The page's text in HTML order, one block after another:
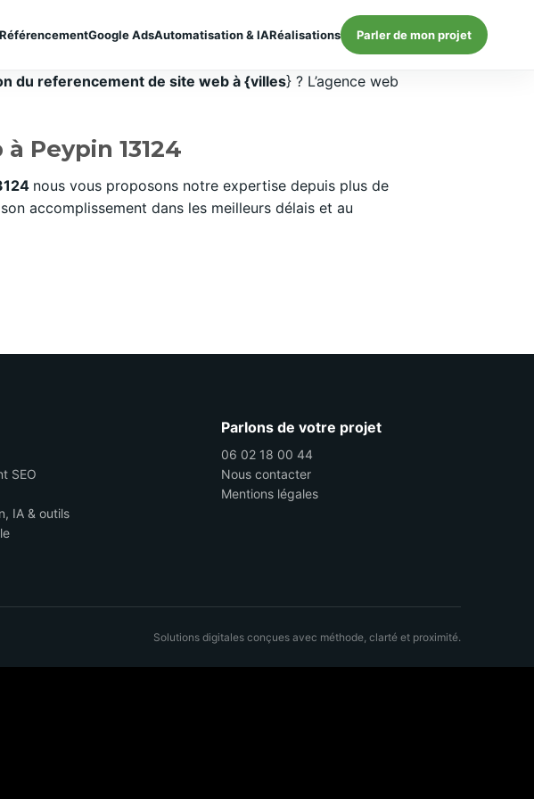
RéférencementGoogle AdsAutomatisation & IARéalisations Parler de mon projet
du referencement de site web à {villes} ? L’agence web
Peypin 13124
nous vous proposons notre expertise depuis plus de
accomplissement dans les meilleurs délais et au
SEO
IA & outils
Parlons de votre projet
06 02 18 00 44
Nous contacter
Mentions légales
Solutions digitales conçues avec méthode, clarté et proximité.